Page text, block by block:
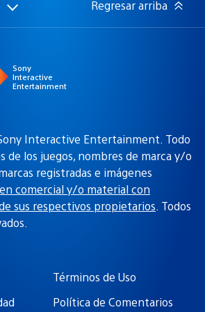
Regresar arriba
Sony
Interactive
Entertainment
Interactive Entertainment. Todo
los juegos, nombres de marca y/o
registradas e imágenes
comercial y/o material con
sus respectivos propietarios. Todos
Términos de Uso
Política de Comentarios